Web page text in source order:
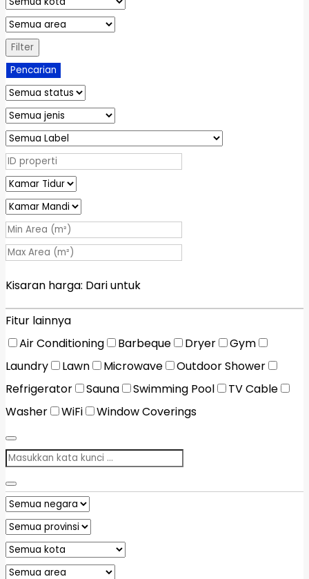
Filter
Pencarian
Kisaran harga: Dariuntuk
Fitur lainnya
Air Conditioning
Barbeque Dryer
Gym
Laundry
Lawn Microwave
Outdoor Shower
Refrigerator
Sauna Swimming Pool
TV Cable
Washer
WiFi Window Coverings